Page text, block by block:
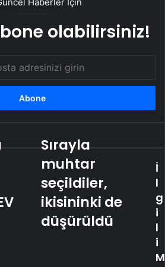
olabilirsiniz!
Sırayla
seçildiler,
ikisininki
de
düşürüldü
Sırayla
muhtar
seçildiler,
ikisininki de
düşürüldü
İ
l
g
i
l
i
M